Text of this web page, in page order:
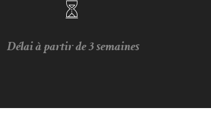
Délai à partir de 3 semaines